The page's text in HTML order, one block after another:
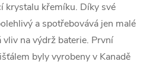
krystalu křemíku. Díky své
a spotřebovává jen malé
na výdrž baterie. První
byly vyrobeny v Kanadě